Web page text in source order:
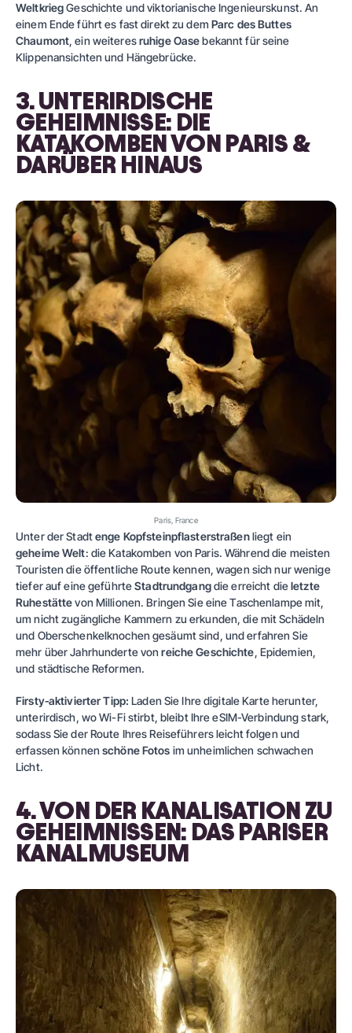
WeltkriegGeschichte und viktorianische Ingenieurskunst. An
einem Ende führt es fast direkt zu dem Parc des Buttes
Chaumont, ein weiteresruhige Oasebekannt für seine
Klippenansichten und Hängebrücke.
3. UNTERIRDISCHE
GEHEIMNISSE: DIE
KATAKOMBEN VON PARIS &
DARÜBER HINAUS
Paris, France
Unter der Stadtenge Kopfsteinpflasterstraßenliegt ein
geheime Welt: die Katakomben von Paris. Während die meisten
Touristen die öffentliche Route kennen, wagen sich nur wenige
tiefer auf eine geführteStadtrundgangdie erreicht dieletzte
Ruhestättevon Millionen. Bringen Sie eine Taschenlampe mit,
um nicht zugängliche Kammern zu erkunden, die mit Schädeln
und Oberschenkelknochen gesäumt sind, und erfahren Sie
mehr über Jahrhunderte vonreiche Geschichte, Epidemien,
und städtische Reformen.
Firsty‑aktivierter Tipp: Laden Sie Ihre digitale Karte herunter,
unterirdisch, wo Wi-Fi stirbt, bleibt Ihre eSIM-Verbindung stark,
sodass Sie der Route Ihres Reiseführers leicht folgen und
erfassen könnenschöne Fotos im unheimlichen schwachen
Licht.
4. VON DER KANALISATION ZU
GEHEIMNISSEN: DAS PARISER
KANALMUSEUM